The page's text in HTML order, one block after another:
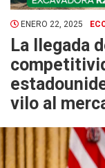
ENERO 22, 2025
La llegada
vilo al